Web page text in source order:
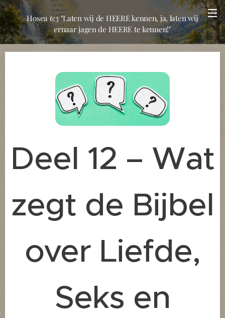
Hosea 6:3 "Laten wij de HEERE kennen, ja, laten wij
ernaar jagen de HEERE te kennen!"
Deel 12 – Wat
zegt de Bijbel
over Liefde,
Seks en